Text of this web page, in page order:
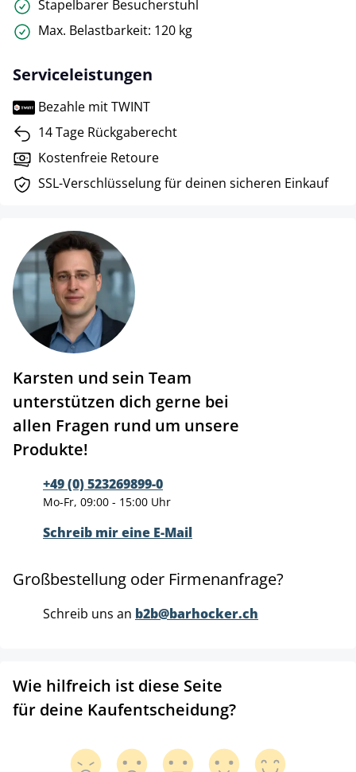
Stapelbarer Besucherstuhl
Max. Belastbarkeit: 120 kg
Serviceleistungen
Bezahle mit TWINT
14 Tage Rückgaberecht
Kostenfreie Retoure
SSL-Verschlüsselung für deinen sicheren Einkauf
Karsten und sein Team
unterstützen dich gerne bei
allen Fragen rund um unsere
Produkte!
+49 (0) 523269899-0
Mo-Fr, 09:00 - 15:00 Uhr
Schreib mir eine E-Mail
Großbestellung oder Firmenanfrage?
Schreib uns an b2b@barhocker.ch
Wie hilfreich ist diese Seite
für deine Kaufentscheidung?